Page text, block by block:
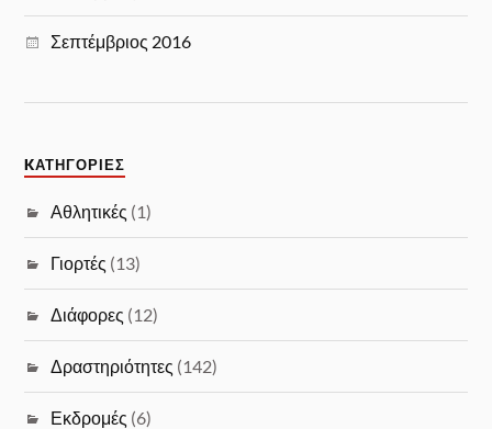
Σεπτέμβριος 2016
KΑΤΗΓΟΡΊΕΣ
Αθλητικές (1)
Γιορτές (13)
Διάφορες (12)
Δραστηριότητες (142)
Εκδρομές (6)